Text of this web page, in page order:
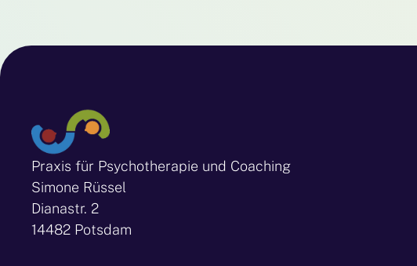
Praxis für Psychotherapie und Coaching
Simone Rüssel
Dianastr. 2
14482 Potsdam